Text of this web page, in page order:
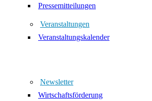
Pressemitteilungen
Veranstaltungen
Veranstaltungskalender
Newsletter
Wirtschaftsförderung